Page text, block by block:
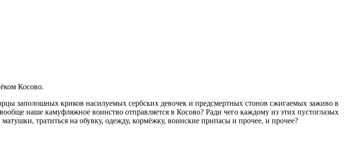
Косово.
заполошных криков насилуемых сербских девочек и предсмертных стонов сжигаемых заживо в
наше камуфляжное воинство отправляется в Косово? Ради чего каждому из этих пустоглазых
тратиться на обувку, одежду, кормёжку, воинские припасы и прочее, и прочее?